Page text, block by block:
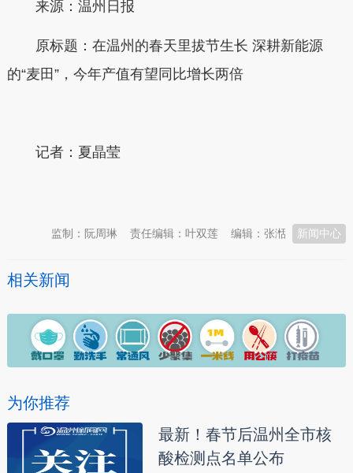
来源：温州日报
原标题：在温州的春天里拔节生长 深耕新能源
的“麦田”，今年产值有望同比增长两倍
记者： 夏晶莹
新闻中心
编辑：张湉
责任编辑：叶双莲
监制：阮周琳
相关新闻
为你推荐
最新！春节后温州全市核
酸检测点名单公布